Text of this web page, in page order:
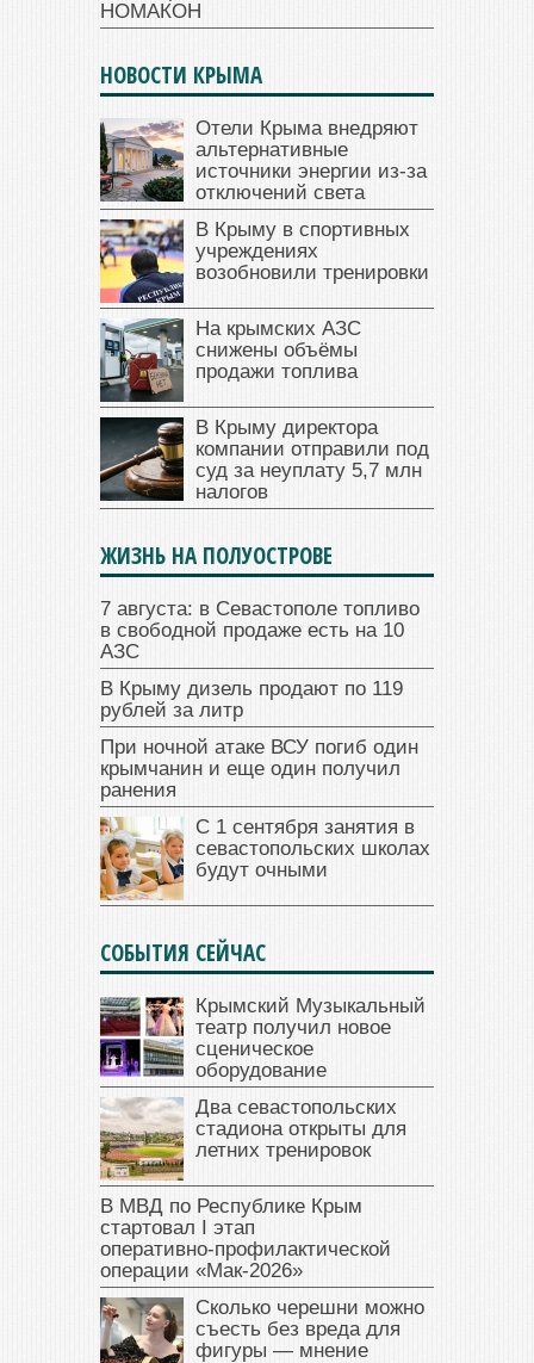
НОМАКОН
НОВОСТИ КРЫМА
Отели Крыма внедряют
альтернативные
источники энергии из-за
отключений света
В Крыму в спортивных
учреждениях
возобновили тренировки
На крымских АЗС
снижены объёмы
продажи топлива
В Крыму директора
компании отправили под
суд за неуплату 5,7 млн
налогов
ЖИЗНЬ НА ПОЛУОСТРОВЕ
7 августа: в Севастополе топливо
в свободной продаже есть на 10
АЗС
В Крыму дизель продают по 119
рублей за литр
При ночной атаке ВСУ погиб один
крымчанин и еще один получил
ранения
С 1 сентября занятия в
севастопольских школах
будут очными
СОБЫТИЯ СЕЙЧАС
Крымский Музыкальный
театр получил новое
сценическое
оборудование
Два севастопольских
стадиона открыты для
летних тренировок
В МВД по Республике Крым
стартовал I этап
оперативно‑профилактической
операции «Мак‑2026»
Сколько черешни можно
съесть без вреда для
фигуры — мнение